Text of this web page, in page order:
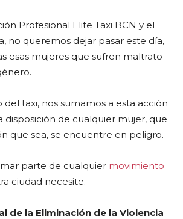
Profesional Elite Taxi BCN y el
no queremos dejar pasar este día,
esas mujeres que sufren maltrato
taxi, nos sumamos a esta acción
disposición de cualquier mujer, que
que sea, se encuentre en peligro.
parte de cualquier movimiento
ciudad necesite.
de la Eliminación de la Violencia